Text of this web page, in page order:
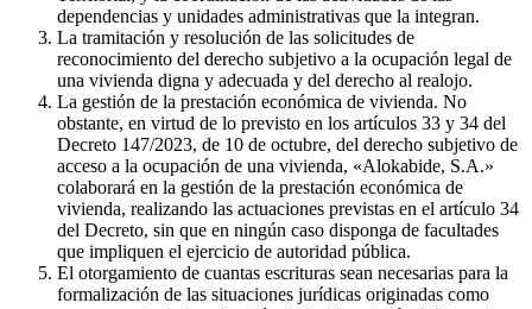
dependencias y unidades administrativas que la integran.
La tramitación y resolución de las solicitudes de
reconocimiento del derecho subjetivo a la ocupación legal de
una vivienda digna y adecuada y del derecho al realojo.
La gestión de la prestación económica de vivienda. No
obstante, en virtud de lo previsto en los artículos 33 y 34 del
Decreto 147/2023, de 10 de octubre, del derecho subjetivo de
acceso a la ocupación de una vivienda, «Alokabide, S.A.»
colaborará en la gestión de la prestación económica de
vivienda, realizando las actuaciones previstas en el artículo 34
del Decreto, sin que en ningún caso disponga de facultades
que impliquen el ejercicio de autoridad pública.
El otorgamiento de cuantas escrituras sean necesarias para la
formalización de las situaciones jurídicas originadas como